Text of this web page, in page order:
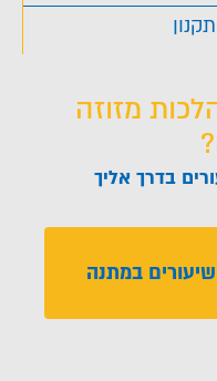
מזוזה
בדרך אליך
במתנה